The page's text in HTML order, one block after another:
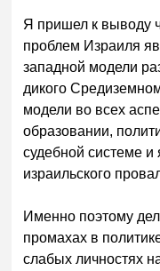
Я пришел к выводу
проблем Израиля
западной модели
дикого
модели во всех
образовании,
судебной системе и
израильского
Именно поэтому
промахах в
слабых личностях